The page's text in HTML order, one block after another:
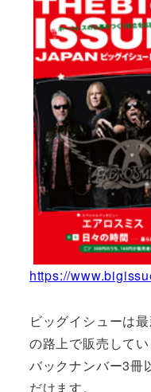
https://
ビッグイシューは
の路上で販売してい
バックナンバー3冊
だけます。